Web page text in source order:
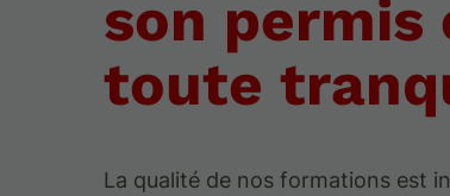
son permis
toute
La qualité de nos formations est